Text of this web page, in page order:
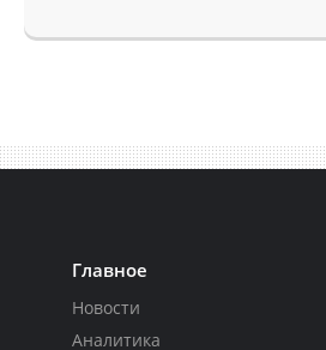
Главное
Новости
Аналитика